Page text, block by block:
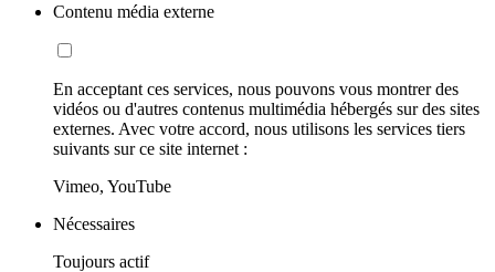
Contenu média externe
En acceptant ces services, nous pouvons vous montrer des
vidéos ou d'autres contenus multimédia hébergés sur des sites
externes. Avec votre accord, nous utilisons les services tiers
suivants sur ce site internet :
Vimeo, YouTube
Nécessaires
Toujours actif